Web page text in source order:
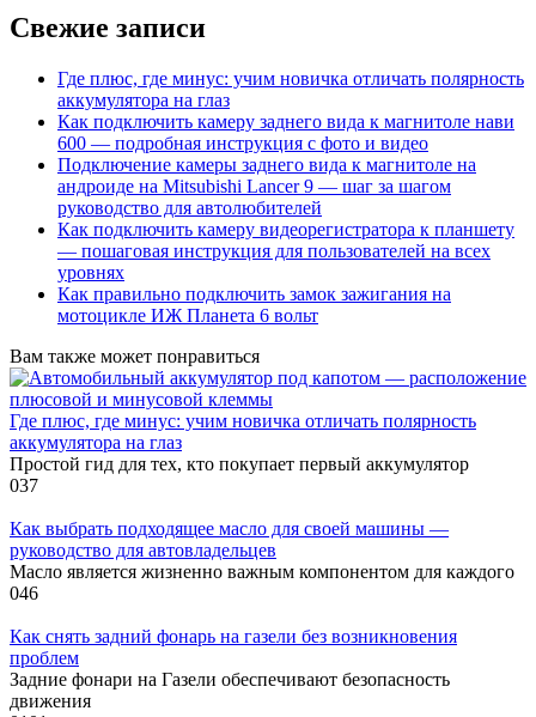
Свежие записи
Где плюс, где минус: учим новичка отличать полярность
аккумулятора на глаз
Как подключить камеру заднего вида к магнитоле нави
600 — подробная инструкция с фото и видео
Подключение камеры заднего вида к магнитоле на
андроиде на Mitsubishi Lancer 9 — шаг за шагом
руководство для автолюбителей
Как подключить камеру видеорегистратора к планшету
— пошаговая инструкция для пользователей на всех
уровнях
Как правильно подключить замок зажигания на
мотоцикле ИЖ Планета 6 вольт
Вам также может понравиться
Где плюс, где минус: учим новичка отличать полярность
аккумулятора на глаз
Простой гид для тех, кто покупает первый аккумулятор
037
Как выбрать подходящее масло для своей машины —
руководство для автовладельцев
Масло является жизненно важным компонентом для каждого
046
Как снять задний фонарь на газели без возникновения
проблем
Задние фонари на Газели обеспечивают безопасность
движения